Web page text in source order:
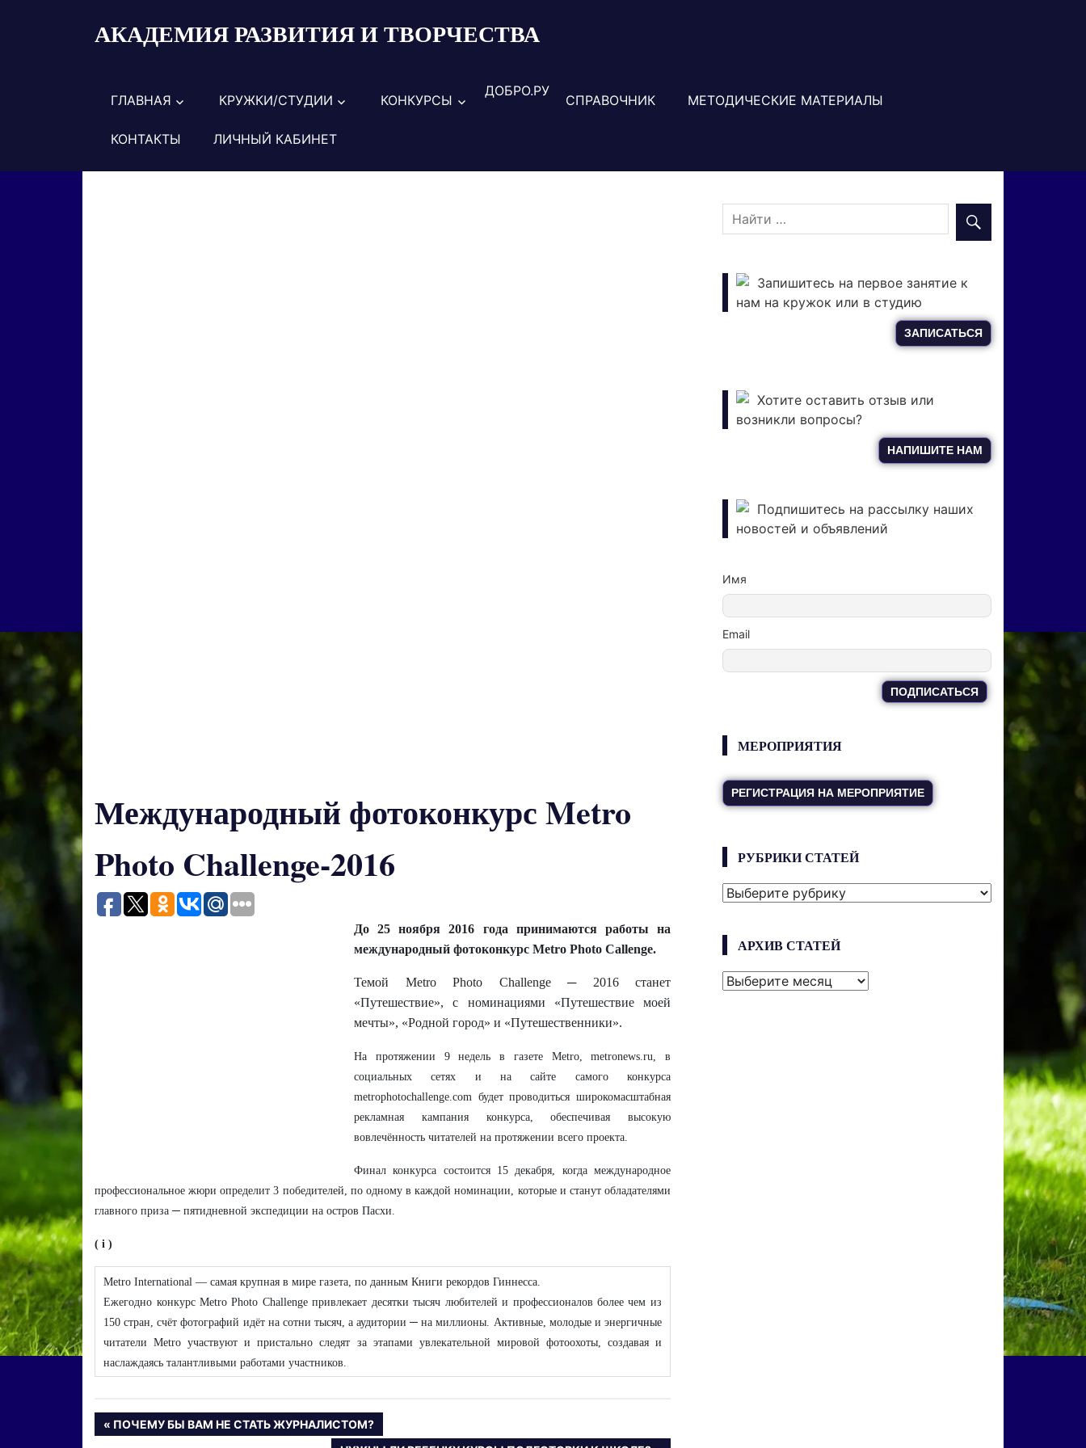
АКАДЕМИЯ РАЗВИТИЯ И ТВОРЧЕСТВА
ГЛАВНАЯ КРУЖКИ/СТУДИИ КОНКУРСЫ
ДОБРО.РУ
СПРАВОЧНИК МЕТОДИЧЕСКИЕ МАТЕРИАЛЫ
КОНТАКТЫ ЛИЧНЫЙ КАБИНЕТ
Международный фотоконкурс Metro
Photo Challenge-2016
До 25 ноября 2016 года принимаются работы на
международный фотоконкурс Metro Photo Callenge.
Темой Metro Photo Challenge ─ 2016 станет
«Путешествие», с номинациями «Путешествие моей
мечты», «Родной город» и «Путешественники».
На протяжении 9 недель в газете Metro, metronews.ru, в
социальных сетях и на сайте самого конкурса
metrophotochallenge.com будет проводиться широкомасштабная
рекламная кампания конкурса, обеспечивая высокую
вовлечённость читателей на протяжении всего проекта.
Финал конкурса состоится 15 декабря, когда международное
профессиональное жюри определит 3 победителей, по одному в каждой номинации, которые и станут обладателями
главного приза ─ пятидневной экспедиции на остров Пасхи.
( i )
Metro International — самая крупная в мире газета, по данным Книги рекордов Гиннесса.
Ежегодно конкурс Metro Photo Challenge привлекает десятки тысяч любителей и профессионалов более чем из
150 стран, счёт фотографий идёт на сотни тысяч, а аудитории ─ на миллионы. Активные, молодые и энергичные
читатели Metro участвуют и пристально следят за этапами увлекательной мировой фотоохоты, создавая и
наслаждаясь талантливыми работами участников.
Навигация
ПРЕДЫДУЩАЯ
ЗАПИСЬ:
ПОЧЕМУ БЫ ВАМ НЕ СТАТЬ ЖУРНАЛИСТОМ?
Запишитесь на первое занятие к
нам на кружок или в студию
ЗАПИСАТЬСЯ
Хотите оставить отзыв или
возникли вопросы?
НАПИШИТЕ НАМ
Подпишитесь на рассылку наших
новостей и объявлений
Имя
Email
МЕРОПРИЯТИЯ
РЕГИСТРАЦИЯ НА МЕРОПРИЯТИЕ
РУБРИКИ СТАТЕЙ
РУБРИКИ
АРХИВ СТАТЕЙ
АРХИВ